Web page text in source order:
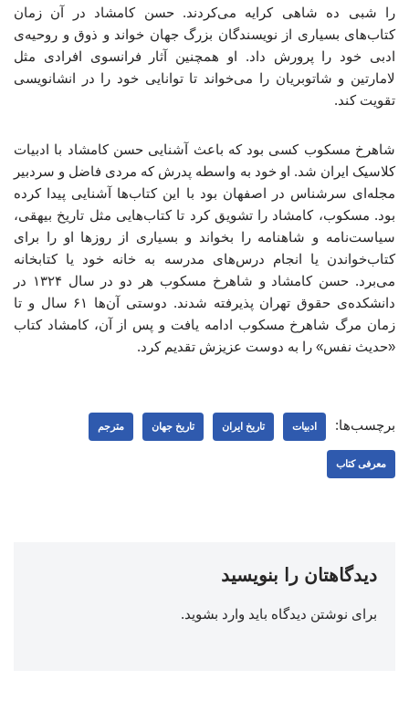
را شبی ده شاهی کرایه می‌کردند. حسن کامشاد در آن زمان
کتاب‌های بسیاری از نویسندگان بزرگ جهان خواند و ذوق و روحیه‌ی
ادبی خود را پرورش داد. او همچنین آثار فرانسوی افرادی مثل
لامارتین و شاتوبریان را می‌خواند تا توانایی خود را در انشانویسی
تقویت کند.
شاهرخ مسکوب کسی بود که باعث آشنایی حسن کامشاد با ادبیات
کلاسیک ایران شد. او خود به‌ واسطه‌ پدرش که مردی فاضل و سردبیر
مجله‌ای سرشناس در اصفهان بود با این کتاب‌ها آشنایی پیدا کرده
بود. مسکوب، کامشاد را تشویق کرد تا کتاب‌هایی مثل تاریخ بیهقی،
سیاست‌نامه و شاهنامه را بخواند و بسیاری از روزها او را برای
کتاب‌خواندن یا انجام درس‌های مدرسه به خانه‌ خود یا کتابخانه
می‌برد. حسن کامشاد و شاهرخ مسکوب هر دو در سال ۱۳۲۴ در
دانشکده‌ی حقوق تهران پذیرفته شدند. دوستی آن‌ها ۶۱ سال و تا
زمان مرگ شاهرخ مسکوب ادامه یافت و پس از آن، کامشاد کتاب
«حدیث نفس» را به دوست عزیزش تقدیم کرد.
برچسب‌ها: ادبیات تاریخ ایران تاریخ جهان مترجم
معرفی کتاب
دیدگاهتان را بنویسید
برای نوشتن دیدگاه باید وارد بشوید.